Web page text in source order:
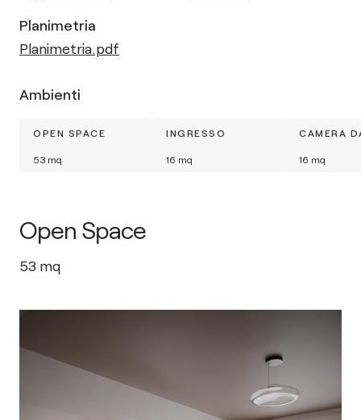
Planimetria
Planimetria.pdf
Ambienti
OPEN SPACE
53 mq
INGRESSO
16 mq
CAMERA
16 mq
Open Space
53 mq